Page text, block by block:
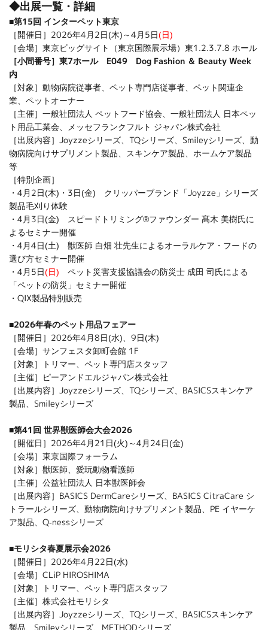
◆出展一覧・詳細
■第15回 インターペット東京
［開催日］2026年4月2日(木)～4月5日(日)
［会場］東京ビッグサイト（東京国際展示場）東1.2.3.7.8 ホール
［小間番号］東7ホール E049 Dog Fashion ＆ Beauty Week
内
［対象］動物病院従事者、ペット専門店従事者、ペット関連企
業、ペットオーナー
［主催］一般社団法人 ペットフード協会、一般社団法人 日本ペッ
ト用品工業会、メッセフランクフルト ジャパン株式会社
［出展内容］Joyzzeシリーズ、TQシリーズ、Smileyシリーズ、動
物病院向けサプリメント製品、スキンケア製品、ホームケア製品
等
［特別企画］
・4月2日(木)・3日(金) クリッパーブランド「Joyzze」シリーズ
製品毛刈り体験
・4月3日(金) スピードトリミング®ファウンダー 髙木 美樹氏に
よるセミナー開催
・4月4日(土) 獣医師 白畑 壮先生によるオーラルケア・フードの
選び方セミナー開催
・4月5日(日) ペット災害支援協議会の防災士 成田 司氏による
「ペットの防災」セミナー開催
・QIX製品特別販売
■2026年春のペット用品フェアー
［開催日］2026年4月8日(水)、9日(木)
［会場］サンフェスタ卸町会館 1F
［対象］トリマー、ペット専門店スタッフ
［主催］ピーアンドエルジャパン株式会社
［出展内容］Joyzzeシリーズ、TQシリーズ、BASICSスキンケア
製品、Smileyシリーズ
■第41回 世界獣医師会大会2026
［開催日］2026年4月21日(火)～4月24日(金)
［会場］東京国際フォーラム
［対象］獣医師、愛玩動物看護師
［主催］公益社団法人 日本獣医師会
［出展内容］BASICS DermCareシリーズ、BASICS CitraCare シ
トラールシリーズ、動物病院向けサプリメント製品、PE イヤーケ
ア製品、Q-nessシリーズ
■モリシタ春夏展示会2026
［開催日］2026年4月22日(水)
［会場］CLiP HIROSHIMA
［対象］トリマー、ペット専門店スタッフ
［主催］株式会社モリシタ
［出展内容］Joyzzeシリーズ、TQシリーズ、BASICSスキンケア
製品、Smileyシリーズ、METHODシリーズ